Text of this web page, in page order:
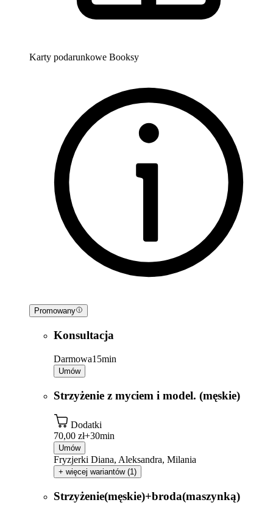
Karty podarunkowe Booksy
Promowany
Konsultacja
Darmowa15min
Umów
Strzyżenie z myciem i model. (męskie)
Dodatki
70,00 zł+30min
Umów
Fryzjerki Diana, Aleksandra, Milania
+ więcej wariantów (1)
Strzyżenie(męskie)+broda(maszynką)